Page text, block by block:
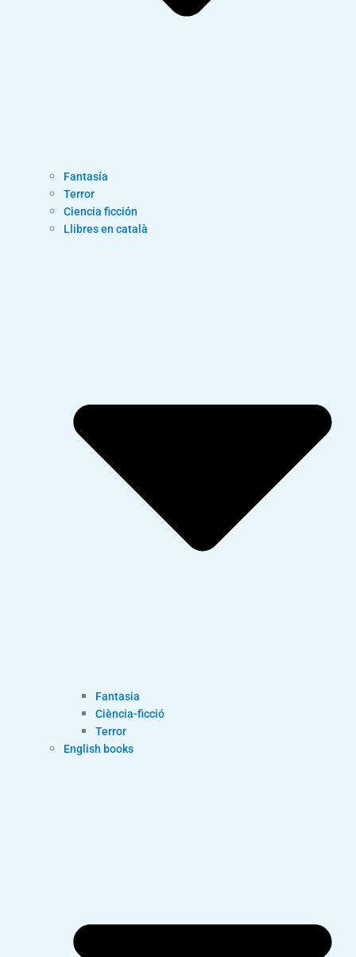
Fantasía
Terror
Ciencia ficción
Llibres en català
Fantasia
Ciència-ficció
Terror
English books